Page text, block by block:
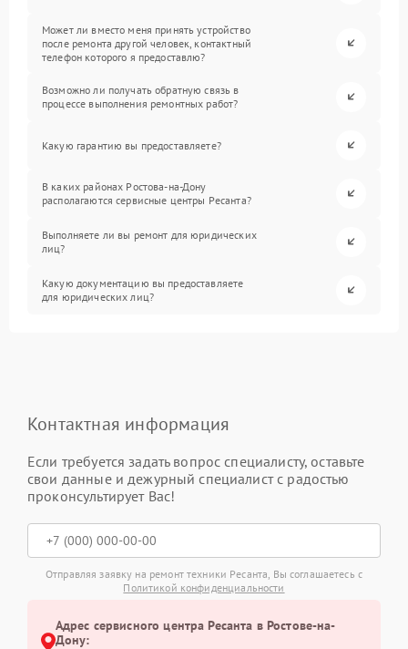
Может ли вместо меня принять устройство
после ремонта другой человек, контактный
телефон которого я предоставлю?
Возможно ли получать обратную связь в
процессе выполнения ремонтных работ?
Какую гарантию вы предоставляете?
В каких районах Ростова-на-Дону
располагаются сервисные центры Ресанта?
Выполняете ли вы ремонт для юридических
лиц?
Какую документацию вы предоставляете
для юридических лиц?
Контактная информация
Если требуется задать вопрос специалисту, оставьте
свои данные и дежурный специалист с радостью
проконсультирует Вас!
Отправляя заявку на ремонт техники Ресанта, Вы соглашаетесь с
Политикой конфиденциальности
Адрес сервисного центра Ресанта в Ростове-на-
Дону: